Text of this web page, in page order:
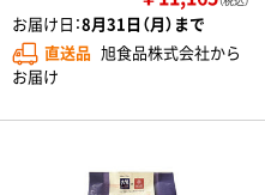
お届け日：8月31日（月）まで
直送品 旭食品株式会社から
お届け